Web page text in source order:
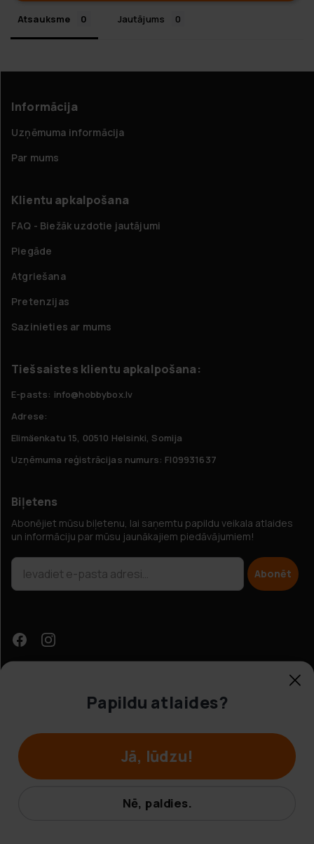
Atsauksme Jautājums
Informācija
Uzņēmuma informācija
Par mums
Klientu apkalpošana
FAQ - Biežāk uzdotie jautājumi
Piegāde
Atgriešana
Pretenzijas
Sazinieties ar mums
Tiešsaistes klientu apkalpošana:
E-pasts: info@hobbybox.lv
Adrese:
Elimäenkatu 15, 00510 Helsinki, Somija
Uzņēmuma reģistrācijas numurs: FI09931637
Biļetens
Abonējiet mūsu biļetenu, lai saņemtu papildu veikala atlaides
un informāciju par mūsu jaunākajiem piedāvājumiem!
Abonēt
© Hobbybox 2025
Papildu atlaides?
Jā, lūdzu!
Nē, paldies.